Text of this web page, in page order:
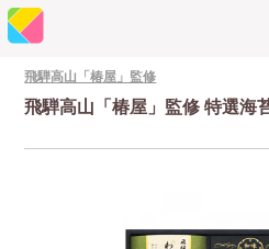
飛騨高山「椿屋」監修
飛騨高山「椿屋」監修 特選海